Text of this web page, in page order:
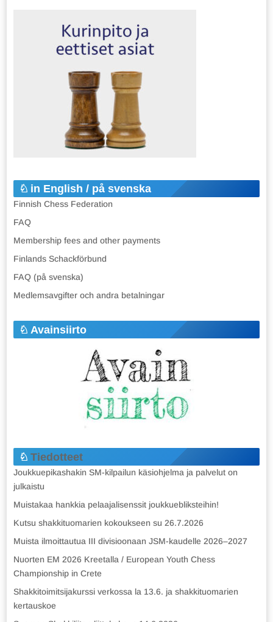
in English / på svenska
Finnish Chess Federation
FAQ
Membership fees and other payments
Finlands Schackförbund
FAQ (på svenska)
Medlemsavgifter och andra betalningar
Avainsiirto
Tiedotteet
Joukkuepikashakin SM-kilpailun käsiohjelma ja palvelut on
julkaistu
Muistakaa hankkia pelaajalisenssit joukkuebliksteihin!
Kutsu shakkituomarien kokoukseen su 26.7.2026
Muista ilmoittautua III divisioonaan JSM-kaudelle 2026–2027
Nuorten EM 2026 Kreetalla / European Youth Chess
Championship in Crete
Shakkitoimitsijakurssi verkossa la 13.6. ja shakkituomarien
kertauskoe